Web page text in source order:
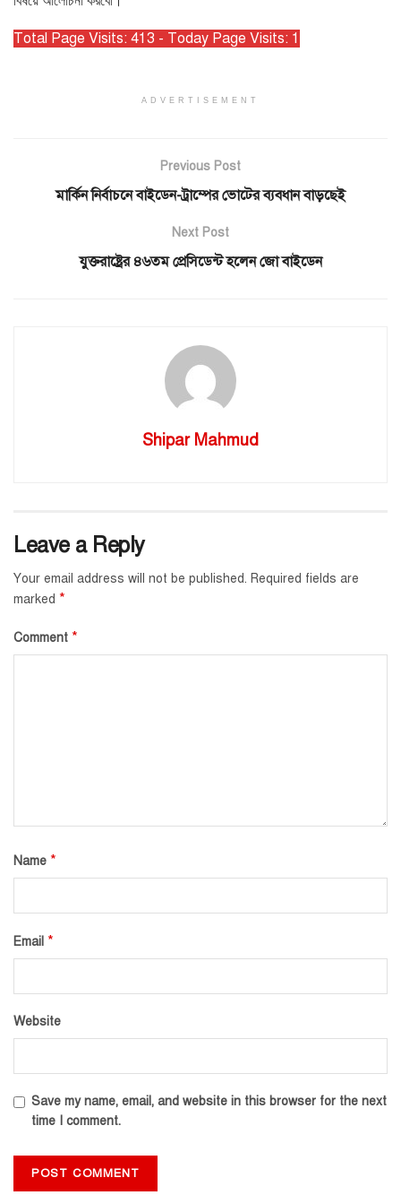
Total Page Visits: 413 - Today Page Visits: 1
ADVERTISEMENT
Previous Post
মার্কিন নির্বাচনে বাইডেন-ট্রাম্পের ভোটের ব্যবধান বাড়ছেই
Next Post
যুক্তরাষ্ট্রের ৪৬তম প্রেসিডেন্ট হলেন জো বাইডেন
Shipar Mahmud
Leave a Reply
Your email address will not be published. Required fields are
marked *
Comment *
Name *
Email *
Website
Save my name, email, and website in this browser for the next
time I comment.